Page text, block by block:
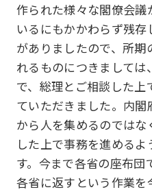
作られた様々な閣僚会
いるにもかかわらず残
がありましたので、所
れるものにつきまして
で、総理とご相談した
ていただきました。内
から人を集めるのでは
した上で事務を進める
す。今まで各省の座布団
各省に返すという作業を